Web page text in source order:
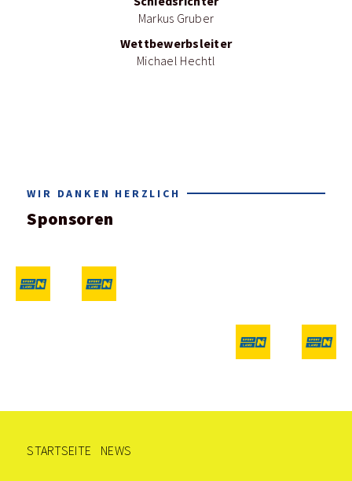
Markus Gruber
Wettbewerbsleiter
Michael Hechtl
WIR DANKEN HERZLICH
Sponsoren
STARTSEITE NEWS